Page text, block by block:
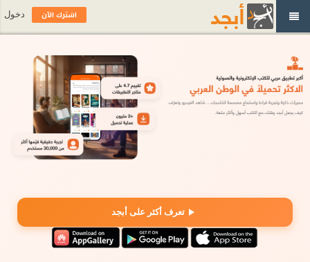
تعرف أكثر على أبجد
اشترك الآن دخول